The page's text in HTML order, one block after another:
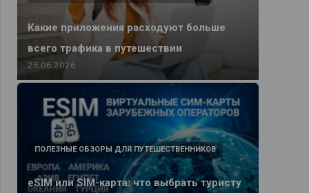
Какие приложения расходуют больше
всего трафика в путешествии
25.06.2026
eSIM или SIM-карта: что выбрать туристу
ПОЛЕЗНЫЕ ОБЗОРЫ ДЛЯ ПУТЕШЕСТВЕННИКОВ